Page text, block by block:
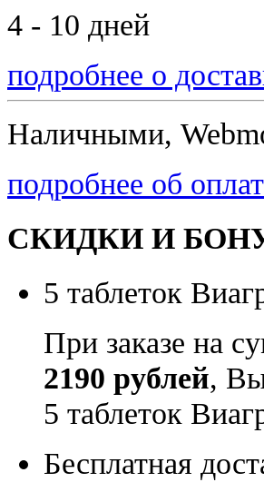
4 - 10 дней
подробнее о
Наличными,
подробнее об
СКИДКИ И
5 таблеток
При заказе на
2190 рублей,
5 таблеток
Бесплатная